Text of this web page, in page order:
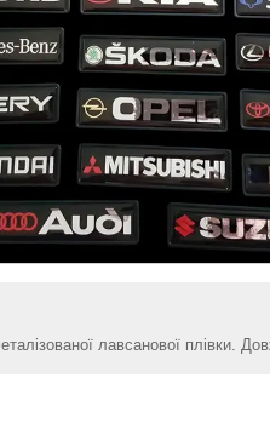
лавсанової плівки.